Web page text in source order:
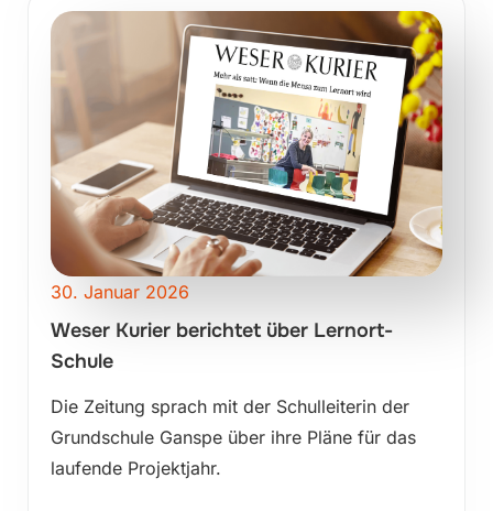
30. Januar 2026
Weser Kurier berichtet über Lernort-
Schule
Die Zeitung sprach mit der Schulleiterin der
Grundschule Ganspe über ihre Pläne für das
laufende Projektjahr.